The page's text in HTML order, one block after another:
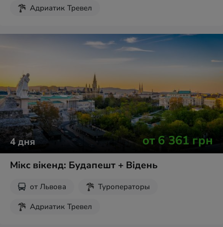
Адриатик Тревел
4дня от 6 361 грн
Мікс вікенд: Будапешт + Відень
от Львова
Туроператоры
Адриатик Тревел